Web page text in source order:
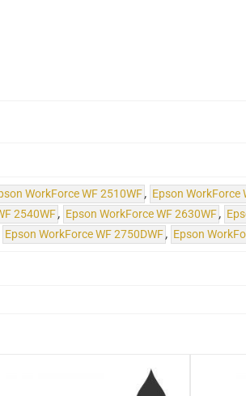
WorkForce WF 2510WF, Epson WorkForce
2540WF, Epson WorkForce WF 2630WF,
Epson WorkForce WF 2750DWF, Epson